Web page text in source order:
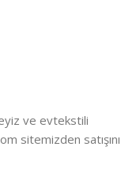
ve evtekstili
sitemizden satışını